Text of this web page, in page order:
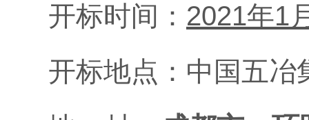
开标时间： 2021年1
开标地点： 中国五冶